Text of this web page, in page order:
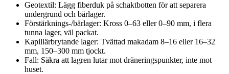
Geotextil: Lägg fiberduk på schaktbotten för att separera
undergrund och bärlager.
Förstärknings-/bärlager: Kross 0–63 eller 0–90 mm, i flera
tunna lager, väl packat.
Kapillärbrytande lager: Tvättad makadam 8–16 eller 16–32
mm, 150–300 mm tjockt.
Fall: Säkra att lagren lutar mot dräneringspunkter, inte mot
huset.